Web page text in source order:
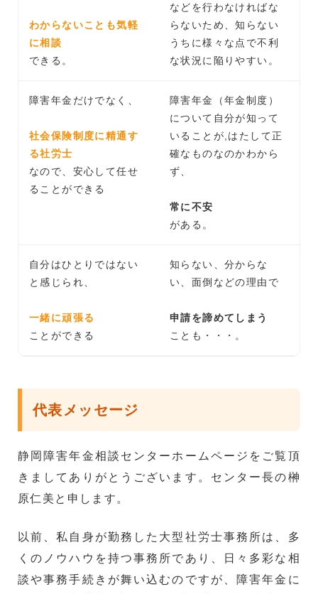
わからないことも気軽
に相談
できる。
などを行わなければな
らないため、知らない
うちに様々な点で不利
な状況に陥りやすい。
障害年金だけでなく、
社会保険制度に精通す
る社労士
なので、安心して任せ
ることができる
障害年金（年金制度）
について自分が知って
いることが,はたして正
確なものなのかわから
ず、
常に不安
がある。
自分はひとりではない
と感じられ、
一緒に頑張る
ことができる
知らない、分からな
い、面倒などの理由で
申請を諦めてしまう
ことも・・・。
代表メッセージ
静岡障害年金相談センターホームページをご覧頂
きましてありがとうございます。センター長の榊
原仁美と申します。
以前、私自身が勤務した大型社労士事務所は、多
くのノウハウを持つ事務所であり、日々多彩な相
談や事務手続きが舞い込むのですが、障害年金に